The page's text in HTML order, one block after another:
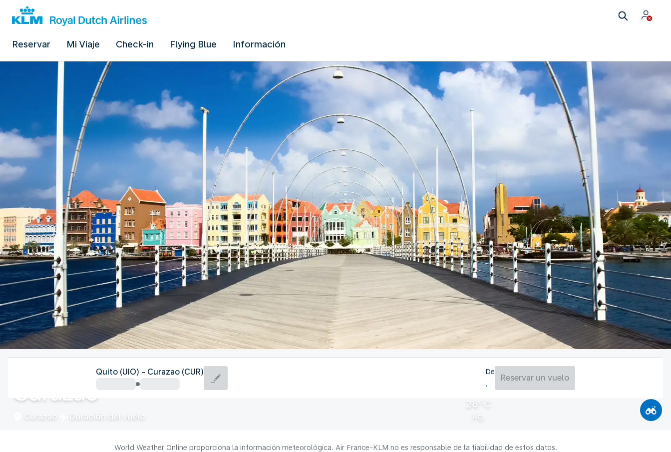
Reservar Mi Viaje Check-in Flying Blue Información
Curazao
Curazao Duración del vuelo
28°C
Ag.
Quito (UIO) - Curazao (CUR) De
Reservar un vuelo
World Weather Online proporciona la información meteorológica. Air France-KLM no es responsable de la fiabilidad de estos datos.